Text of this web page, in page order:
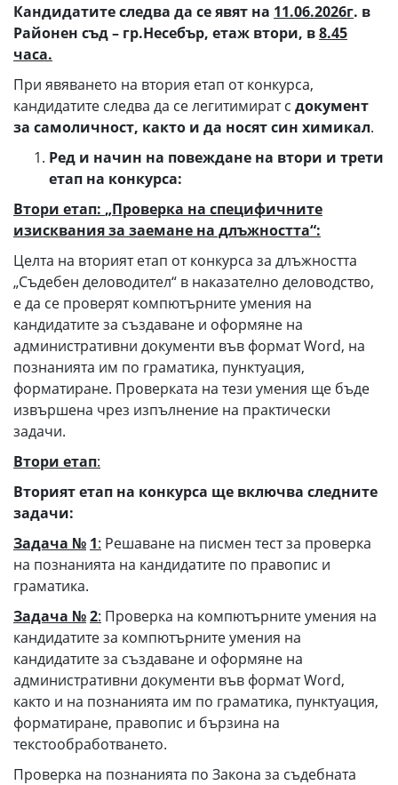
Кандидатите следва да се явят на 11.06.2026г. в
Районен съд – гр.Несебър, етаж втори, в8.45
часа.
При явяването на втория етап от конкурса,
кандидатите следва да се легитимират с документ
за самоличност, както и да носят син химикал.
Ред и начин на повеждане на втори и трети
етап на конкурса:
Втори етап: „Проверка на специфичните
изисквания за заемане на длъжността“:
Целта на вторият етап от конкурса за длъжността
„Съдебен деловодител“ в наказателно деловодство,
е да се проверят компютърните умения на
кандидатите за създаване и оформяне на
административни документи във формат Word, на
познанията им по граматика, пунктуация,
форматиране. Проверката на тези умения ще бъде
извършена чрез изпълнение на практически
задачи.
Втори етап:
Вторият етап на конкурса ще включва следните
задачи:
Задача № 1: Решаване на писмен тест за проверка
на познанията на кандидатите по правопис и
граматика.
Задача №2: Проверка на компютърните умения на
кандидатите за компютърните умения на
кандидатите за създаване и оформяне на
административни документи във формат Word,
както и на познанията им по граматика, пунктуация,
форматиране, правопис и бързина на
текстообработването.
Проверка на познанията по Закона за съдебната